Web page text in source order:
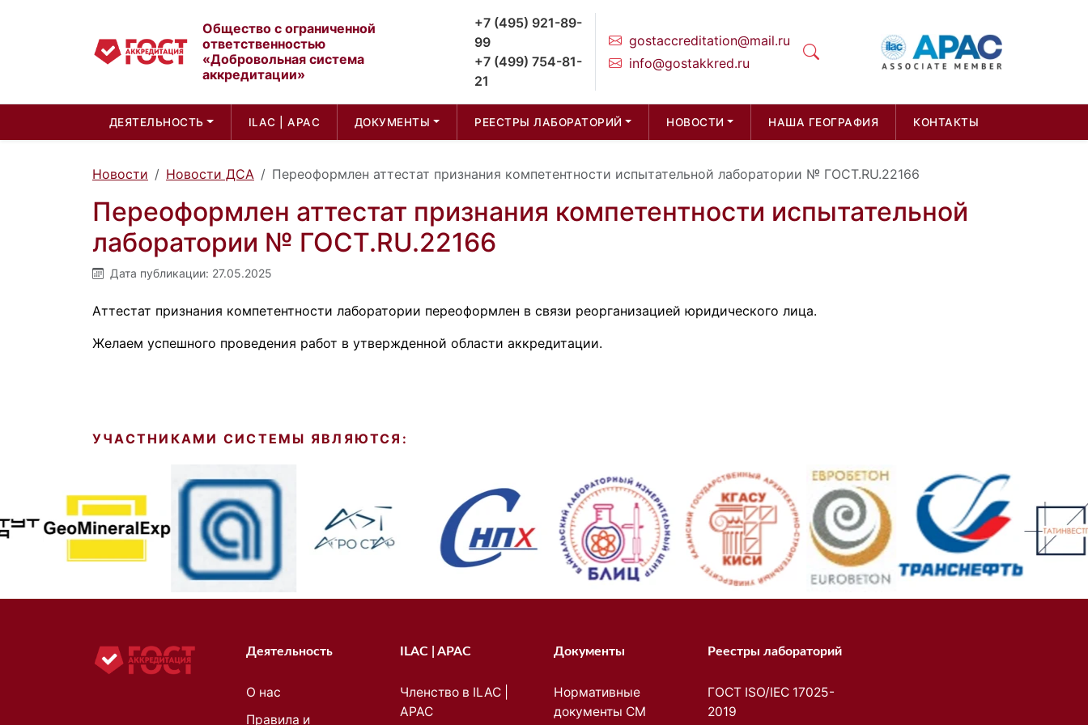
Общество с ограниченной
ответственностью
«Добровольная система
аккредитации»
+7 (495) 921-89-
99
+7 (499) 754-81-
21
gostaccreditation@mail.ru
info@gostakkred.ru
ДЕЯТЕЛЬНОСТЬ ILAC | APAC ДОКУМЕНТЫ РЕЕСТРЫ ЛАБОРАТОРИЙ НОВОСТИ НАША ГЕОГРАФИЯ КОНТАКТЫ
Новости Новости ДСА Переоформлен аттестат признания компетентности испытательной лаборатории № ГОСТ.RU.22166
Переоформлен аттестат признания компетентности испытательной
лаборатории № ГОСТ.RU.22166
Дата публикации: 27.05.2025
Аттестат признания компетентности лаборатории переоформлен в связи реорганизацией юридического лица.
Желаем успешного проведения работ в утвержденной области аккредитации.
УЧАСТНИКАМИ СИСТЕМЫ ЯВЛЯЮТСЯ:
Деятельность
О нас
Правила и
ILAC | APAC
Членство в ILAC |
APAC
Документы
Нормативные
документы СМ
Реестры лабораторий
ГОСТ ISO/IEC 17025-
2019